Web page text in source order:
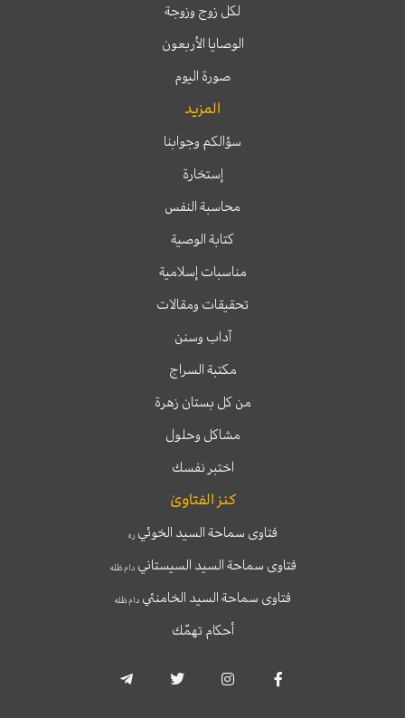
لكل زوج وزوجة
الوصايا الأربعون
صورة اليوم
المزيد
سؤالكم وجوابنا
إستخارة
محاسبة النفس
كتابة الوصية
مناسبات إسلامية
تحقيقات ومقالات
آداب وسنن
مكتبة السراج
من كل بستان زهرة
مشاكل وحلول
اختبر نفسك
كنز الفتاوىٰ
فتاوى سماحة السيد الخوئيره
فتاوى سماحة السيد السيستانيدام ظله
فتاوى سماحة السيد الخامنئي دام ظله
أحكام تهمّك
c
s
i
l